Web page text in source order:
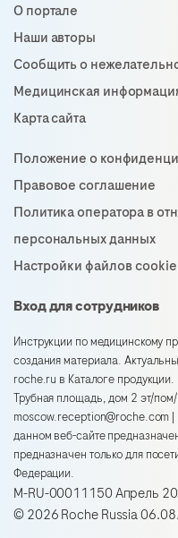
О портале
Наши авторы
Сообщить о
Медицинская
Карта сайта
Положение о
Правовое соглашение
Политика оператора в
персональных данных
Настройки файлов cookie
Вход для сотрудников
Инструкции по медицинскому
создания материала.
roche.ru в Каталоге
Трубная площадь, дом 2 эт/
moscow.reception@roche.com
данном веб-сайте
предназначен только для
Федерации.
M-RU-00011150 Апрель
©2026Roche Russia